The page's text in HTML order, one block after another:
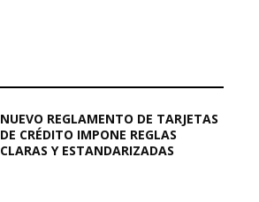
NUEVO REGLAMENTO DE TARJETAS
DE CRÉDITO IMPONE REGLAS
CLARAS Y ESTANDARIZADAS